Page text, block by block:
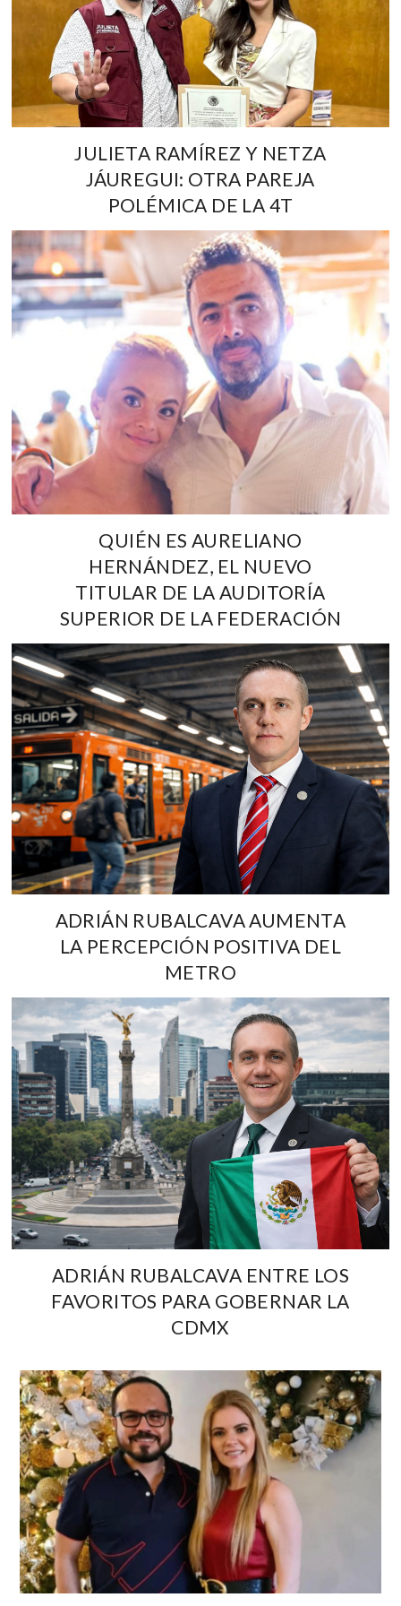
JULIETA RAMÍREZ Y NETZA
JÁUREGUI: OTRA PAREJA
POLÉMICA DE LA 4T
QUIÉN ES AURELIANO
HERNÁNDEZ, EL NUEVO
TITULAR DE LA AUDITORÍA
SUPERIOR DE LA FEDERACIÓN
ADRIÁN RUBALCAVA AUMENTA
LA PERCEPCIÓN POSITIVA DEL
METRO
ADRIÁN RUBALCAVA ENTRE LOS
FAVORITOS PARA GOBERNAR LA
CDMX